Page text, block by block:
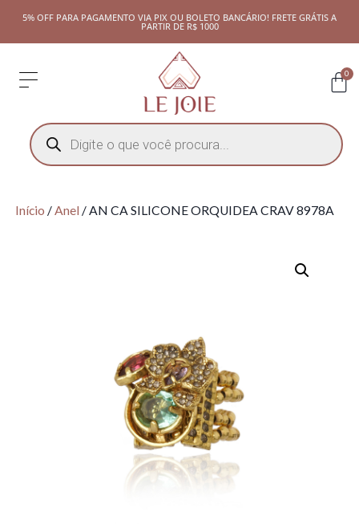
5% OFF PARA PAGAMENTO VIA PIX OU BOLETO BANCÁRIO! FRETE GRÁTIS A
PARTIR DE R$ 1000
0
Início /Anel / AN CA SILICONE ORQUIDEA CRAV 8978A